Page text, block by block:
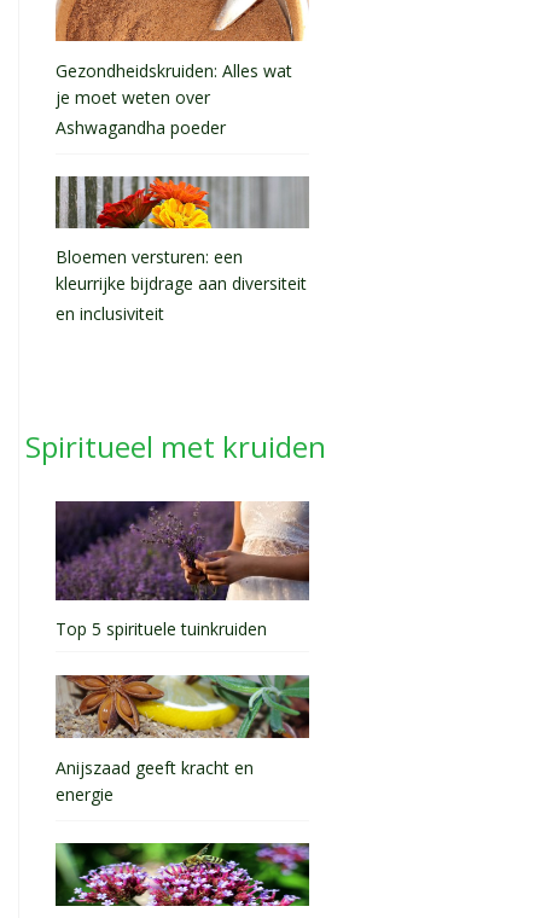
Gezondheidskruiden: Alles wat
je moet weten over
Ashwagandha poeder
Bloemen versturen: een
kleurrijke bijdrage aan diversiteit
en inclusiviteit
Spiritueel met kruiden
Top 5 spirituele tuinkruiden
Anijszaad geeft kracht en
energie